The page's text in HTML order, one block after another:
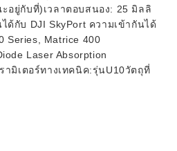
อยู่กับที่)เวลาตอบสนอง: 25 มิลลิ
ด้กับ DJI SkyPort ความเข้ากันได้
Series, Matrice 400
Laser Absorption
ามิเตอร์ทางเทคนิค:รุ่นU10วัตถุที่